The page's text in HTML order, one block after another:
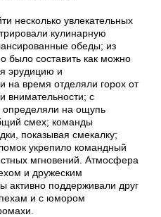
несколько увлекательных
кулинарную
обеды; из
было составить как можно
эрудицию и
на время отделяли горох от
внимательности; с
определяли на ощупь
смех; команды
показывая смекалку;
укрепило командный
мгновений. Атмосфера
и дружеским
активно поддерживали друг
и с юмором